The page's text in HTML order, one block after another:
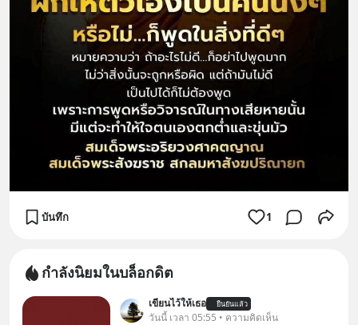
บันทึก 1
กำลังนิยมในบล็อกดิต
เขียนไว้ให้เธอ ยืนยันแล้ว
วันนี้ เวลา 05:55 • ความคิดเห็น